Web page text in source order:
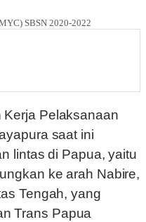
SBSN 2020-2022
Kerja Pelaksanaan
saat ini
lintas di Papua, yaitu
ke arah Nabire,
Tengah, yang
Trans Papua